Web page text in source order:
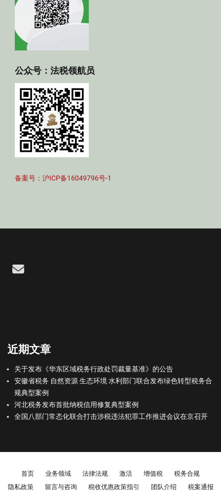
公众号：法税领航员
备案号：沪ICP备16049796号-1
Email
近期文章
关于发布《华东区域税务行政处罚裁量基准》的公告
安徽省税务 自然资源 生态环境 水利部门联合发布绿色转型税务合
规典型案例
河北税务发布首批纳税信用修复典型案例
全国八部门常态化联合打击涉税违法犯罪工作推进会议在京召开
Footer menu
首页 业务领域 法律法规 激活 增值税
税务合规
隐私政策
留言与咨询 税收优惠政策指引 团队介绍 税案通报